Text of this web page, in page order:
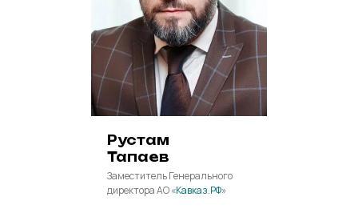
Рустам
Тапаев
Заместитель Генерального
директора АО «Кавказ.РФ»